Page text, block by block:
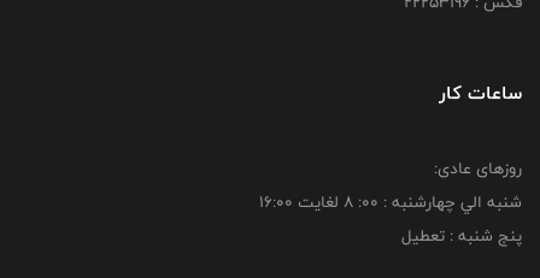
ساعات کار
روزهای عادی:
شنبه الي چهارشنبه : 00: 8 لغايت 16:00
پنج شنبه : تعطیل